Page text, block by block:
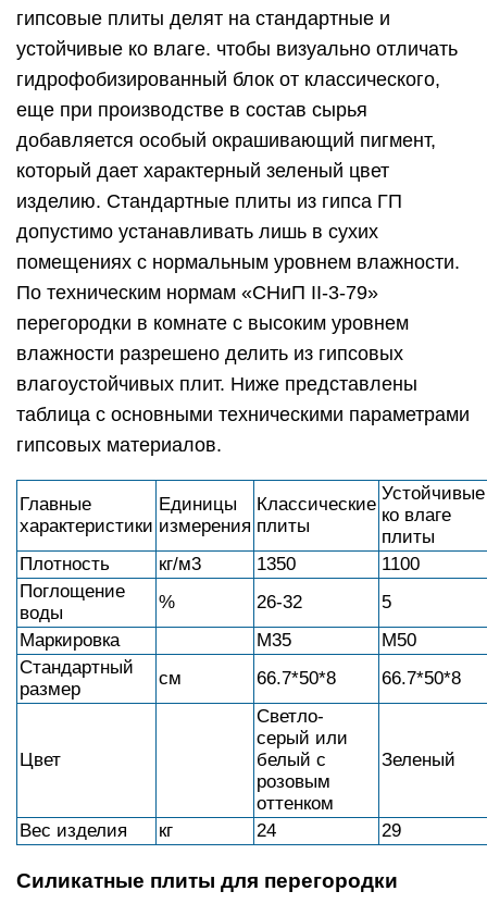
гипсовые плиты делят на стандартные и
устойчивые ко влаге. чтобы визуально отличать
гидрофобизированный блок от классического,
еще при производстве в состав сырья
добавляется особый окрашивающий пигмент,
который дает характерный зеленый цвет
изделию. Стандартные плиты из гипса ГП
допустимо устанавливать лишь в сухих
помещениях с нормальным уровнем влажности.
По техническим нормам «СНиП II-3-79»
перегородки в комнате с высоким уровнем
влажности разрешено делить из гипсовых
влагоустойчивых плит. Ниже представлены
таблица с основными техническими параметрами
гипсовых материалов.
Главные
характеристики
Единицы
измерения
Классические
плиты
Устойчивые
ко влаге
плиты
Плотность
кг/м3 1350
1100
Поглощение
воды
% 26-32
5
Маркировка
М35
М50
Стандартный
размер
см 66.7*50*8 66.7*50*8
Цвет
Светло-
серый или
белый с
розовым
оттенком
Зеленый
Вес изделия кг 24 29
Силикатные плиты для перегородки